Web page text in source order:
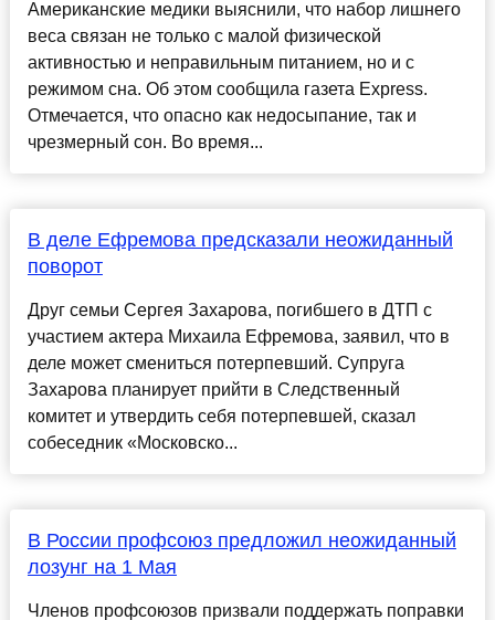
Американские медики выяснили, что набор лишнего
веса связан не только с малой физической
активностью и неправильным питанием, но и с
режимом сна. Об этом сообщила газета Express.
Отмечается, что опасно как недосыпание, так и
чрезмерный сон. Во время...
В деле Ефремова предсказали неожиданный
поворот
Друг семьи Сергея Захарова, погибшего в ДТП с
участием актера Михаила Ефремова, заявил, что в
деле может смениться потерпевший. Супруга
Захарова планирует прийти в Следственный
комитет и утвердить себя потерпевшей, сказал
собеседник «Московско...
В России профсоюз предложил неожиданный
лозунг на 1 Мая
Членов профсоюзов призвали поддержать поправки